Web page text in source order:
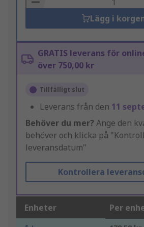
Lägg i
GRATIS leverans för
över 750,00 kr
Tillfälligt slut
Leverans från den 11
Behöver du mer? Ange den
behöver och klicka på
leveransdatum"
Kontrollera
Enheter Per